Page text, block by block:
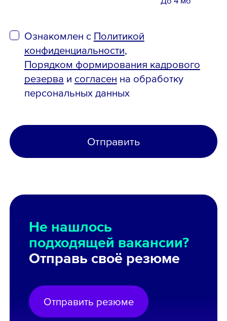
Ознакомлен с Политикой
конфиденциальности,
Порядком формирования кадрового
резерва и согласен на обработку
персональных данных
Отправить
Не нашлось
подходящей вакансии?
Отправь своё резюме
Отправить резюме